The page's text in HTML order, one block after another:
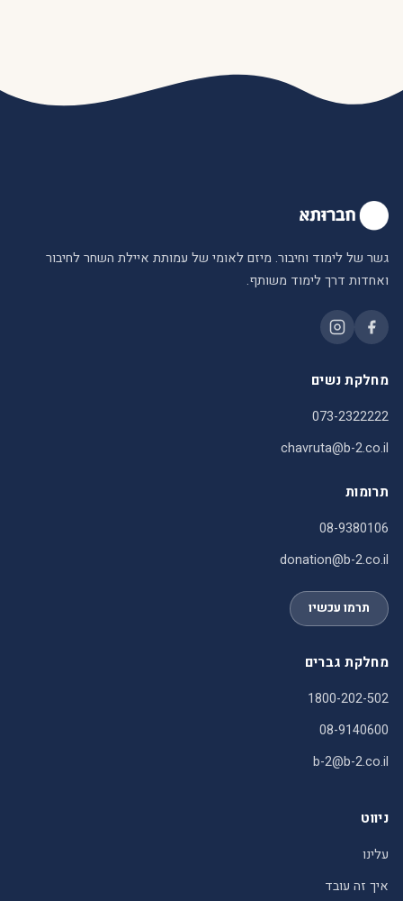
גשר של לימוד וחיבור. מיזם לאומי של עמותת איילת השחר לחיבור
ואחדות דרך לימוד משותף.
מחלקת נשים
073-2322222
chavruta@b-2.co.il
תרומות
08-9380106
donation@b-2.co.il
תרמו עכשיו
מחלקת גברים
1800-202-502
08-9140600
b-2@b-2.co.il
ניווט
עלינו
איך זה עובד